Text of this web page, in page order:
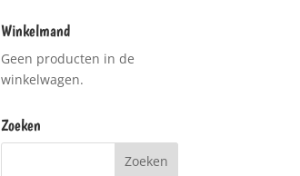
Winkelmand
Geen producten in de
winkelwagen.
Zoeken